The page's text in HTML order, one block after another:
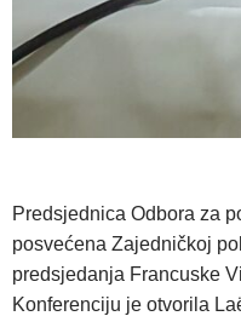
Predsjednica Odbora za
posvećena Zajedničkoj
predsjedanja Francuske
Konferenciju je otvorila